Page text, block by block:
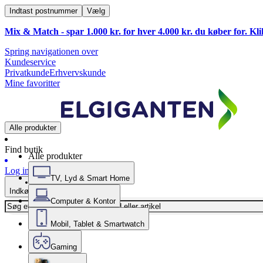
Indtast postnummer Vælg
Mix & Match - spar 1.000 kr. for hver 4.000 kr. du køber for.
Spring navigationen over
Kundeservice
PrivatkundeErhvervskunde
Mine favoritter
Alle produkter
Find butik
Log ind
Indkøbskurv
Alle produkter
TV, Lyd & Smart Home
Computer & Kontor
Mobil, Tablet & Smartwatch
Gaming